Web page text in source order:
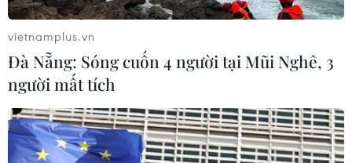
vietnamplus.vn
Đà Nẵng: Sóng cuốn 4 người tại Mũi Nghê, 3
người mất tích